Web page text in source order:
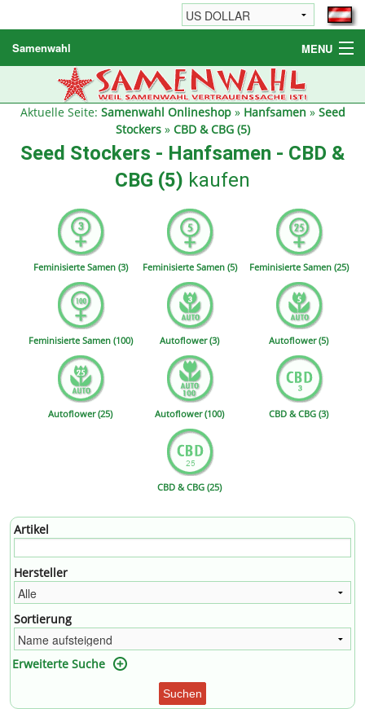
Samenwahl MENU
Hanfsamen
Weitere Produkte
Aktuelle Seite: Samenwahl Onlineshop» Hanfsamen » Seed
Stockers» CBD & CBG (5)
Seed Stockers - Hanfsamen - CBD &
CBG (5) kaufen
Feminisierte Samen (3) Feminisierte Samen (5) Feminisierte Samen (25)
Feminisierte Samen (100) Autoflower (3) Autoflower (5)
Autoflower (25) Autoflower (100) CBD & CBG (3)
CBD & CBG (25)
Artikel
Hersteller
Sortierung
Erweiterte Suche
Suchen